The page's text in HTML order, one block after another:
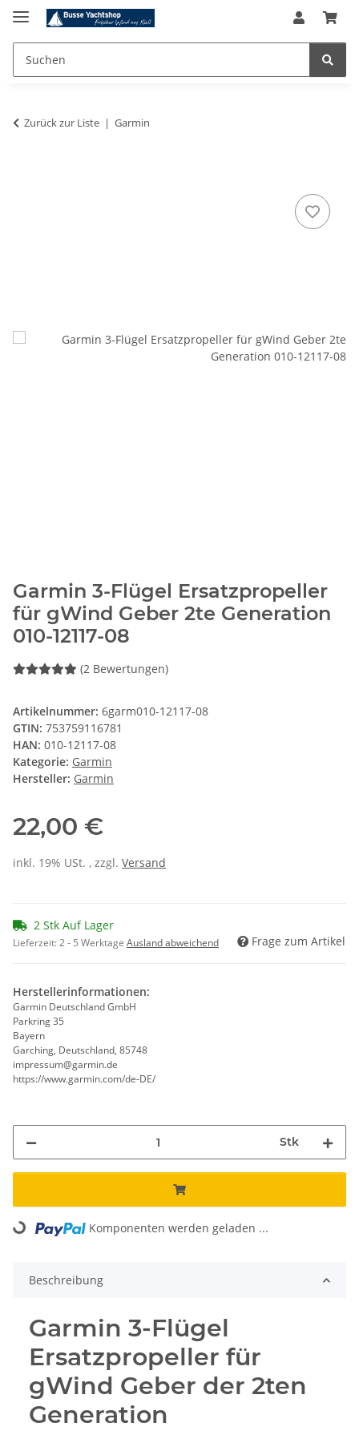
Zurück zur Liste Garmin
Garmin 3-Flügel Ersatzpropeller
für gWind Geber 2te Generation
010-12117-08
(2 Bewertungen)
Artikelnummer: 6garm010-12117-08
GTIN: 753759116781
HAN: 010-12117-08
Kategorie: Garmin
Hersteller: Garmin
22,00 €
inkl. 19% USt. , zzgl. Versand
2 Stk Auf Lager
Lieferzeit:2 - 5 Werktage Ausland abweichend Frage zum Artikel
Herstellerinformationen:
Garmin Deutschland GmbH
Parkring 35
Bayern
Garching, Deutschland, 85748
impressum@garmin.de
https://www.garmin.com/de-DE/
Stk
Loading... Komponenten werden geladen ...
Beschreibung
Garmin 3-Flügel
Ersatzpropeller für
gWind Geber der 2ten
Generation